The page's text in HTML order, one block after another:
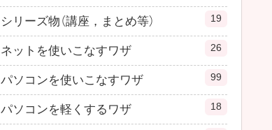
シリーズ物（講座，まとめ等） 19
ネットを使いこなすワザ 26
パソコンを使いこなすワザ 99
パソコンを軽くするワザ 18